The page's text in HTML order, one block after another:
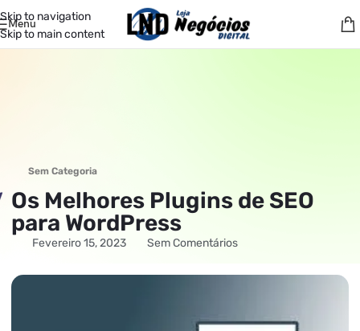
Skip to navigation
Skip to main content
Menu
Sem Categoria
Os Melhores Plugins de SEO
para WordPress
Fevereiro 15, 2023 Sem Comentários